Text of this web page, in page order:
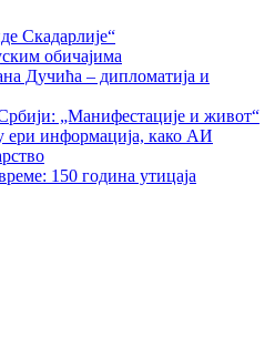
Скадарлије“
обичајима
Дучића – дипломатија и
„Манифестације и живот“
ери информација, како АИ
150 година утицаја